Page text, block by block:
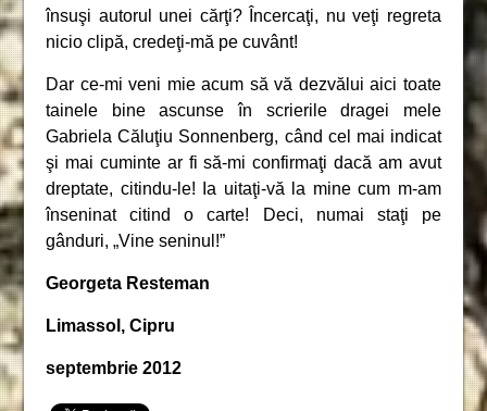
însuşi autorul unei cărţi? Încercaţi, nu veţi regreta
nicio clipă, credeţi-mă pe cuvânt!
Dar ce-mi veni mie acum să vă dezvălui aici toate
tainele bine ascunse în scrierile dragei mele
Gabriela Căluţiu Sonnenberg, când cel mai indicat
şi mai cuminte ar fi să-mi confirmaţi dacă am avut
dreptate, citindu-le! Ia uitaţi-vă la mine cum m-am
înseninat citind o carte! Deci, numai staţi pe
gânduri, „Vine seninul!”
Georgeta Resteman
Limassol, Cipru
septembrie 2012